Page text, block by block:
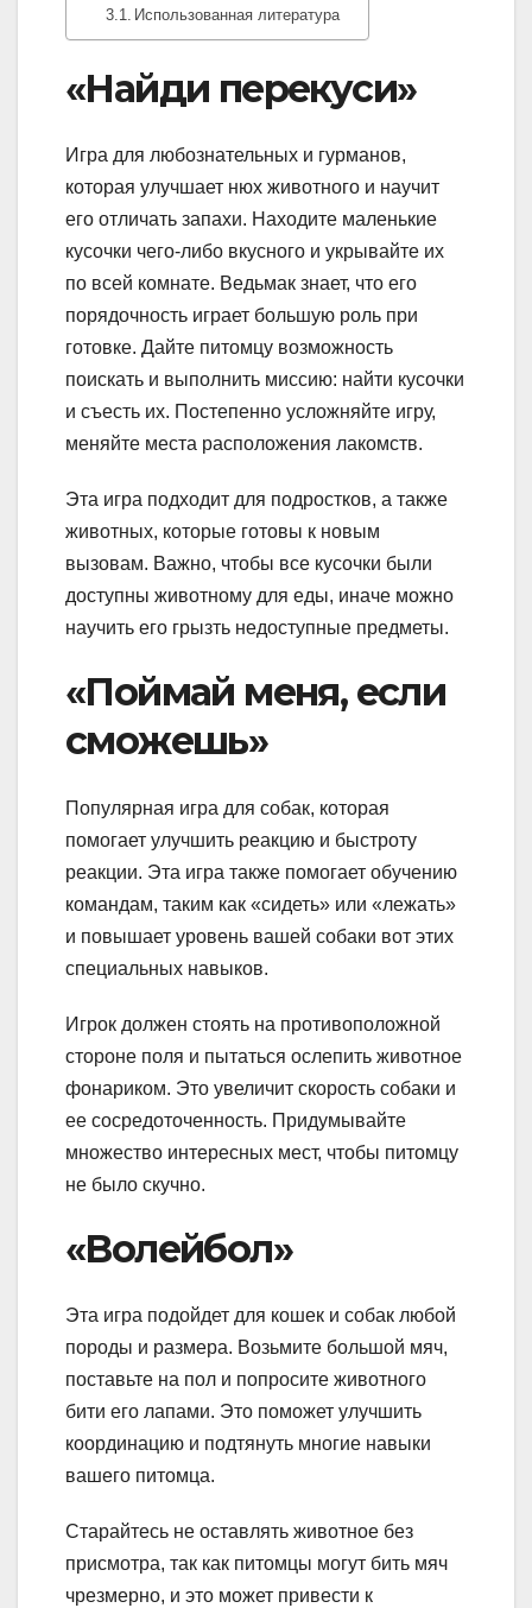
Использованная литература
«Найди перекуси»
Игра для любознательных и гурманов,
которая улучшает нюх животного и научит
его отличать запахи. Находите маленькие
кусочки чего-либо вкусного и укрывайте их
по всей комнате. Ведьмак знает, что его
порядочность играет большую роль при
готовке. Дайте питомцу возможность
поискать и выполнить миссию: найти кусочки
и съесть их. Постепенно усложняйте игру,
меняйте места расположения лакомств.
Эта игра подходит для подростков, а также
животных, которые готовы к новым
вызовам. Важно, чтобы все кусочки были
доступны животному для еды, иначе можно
научить его грызть недоступные предметы.
«Поймай меня, если
сможешь»
Популярная игра для собак, которая
помогает улучшить реакцию и быстроту
реакции. Эта игра также помогает обучению
командам, таким как «сидеть» или «лежать»
и повышает уровень вашей собаки вот этих
специальных навыков.
Игрок должен стоять на противоположной
стороне поля и пытаться ослепить животное
фонариком. Это увеличит скорость собаки и
ее сосредоточенность. Придумывайте
множество интересных мест, чтобы питомцу
не было скучно.
«Волейбол»
Эта игра подойдет для кошек и собак любой
породы и размера. Возьмите большой мяч,
поставьте на пол и попросите животного
бити его лапами. Это поможет улучшить
координацию и подтянуть многие навыки
вашего питомца.
Старайтесь не оставлять животное без
присмотра, так как питомцы могут бить мяч
чрезмерно, и это может привести к